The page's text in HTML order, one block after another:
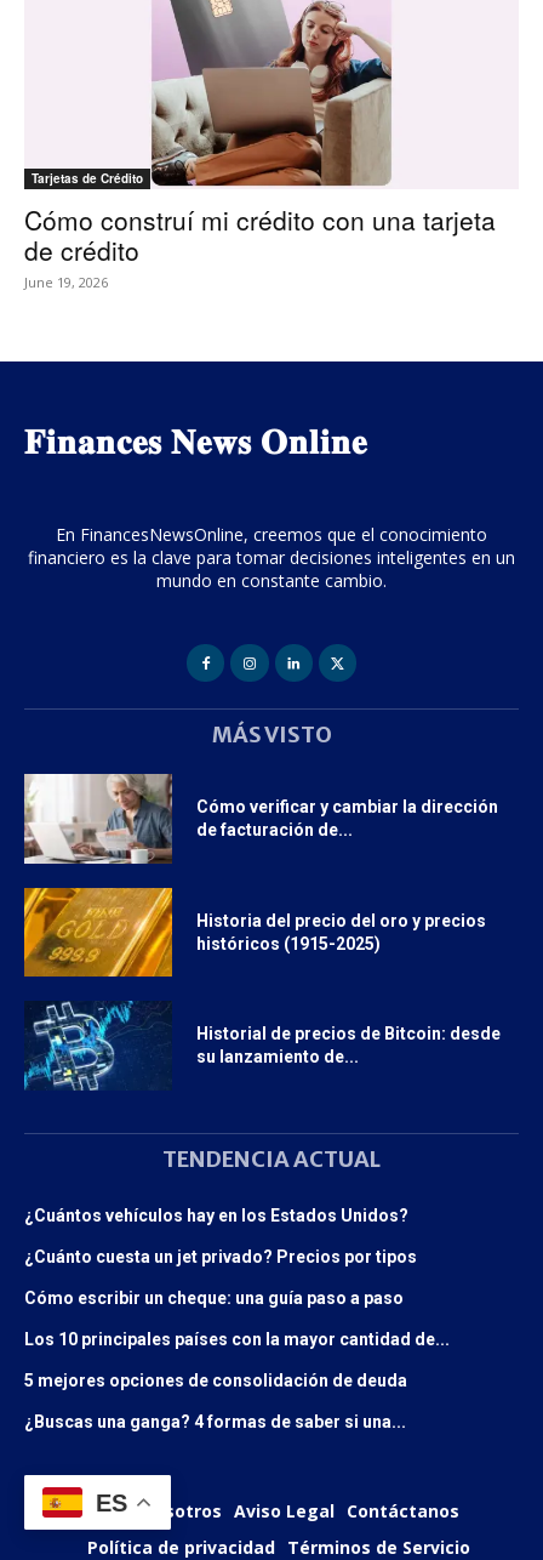
Tarjetas de Crédito
Cómo construí mi crédito con una tarjeta
de crédito
June 19, 2026
𝐅𝐢𝐧𝐚𝐧𝐜𝐞𝐬 𝐍𝐞𝐰𝐬 𝐎𝐧𝐥𝐢𝐧𝐞
En FinancesNewsOnline, creemos que el conocimiento
financiero es la clave para tomar decisiones inteligentes en un
mundo en constante cambio.
MÁS VISTO
Cómo verificar y cambiar la dirección
de facturación de...
Historia del precio del oro y precios
históricos (1915-2025)
Historial de precios de Bitcoin: desde
su lanzamiento de...
TENDENCIA ACTUAL
¿Cuántos vehículos hay en los Estados Unidos?
¿Cuánto cuesta un jet privado? Precios por tipos
Cómo escribir un cheque: una guía paso a paso
Los 10 principales países con la mayor cantidad de...
5 mejores opciones de consolidación de deuda
¿Buscas una ganga? 4 formas de saber si una...
Sobre Nosotros Aviso Legal Contáctanos
Política de privacidad Términos de Servicio
ES